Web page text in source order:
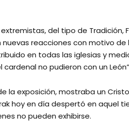
del tipo de
reacciones con motivo
en todas las iglesias y
no pudieron con un
la exposición, mostraba un
hoy en día despertó en aquel
no pueden exhibirse.